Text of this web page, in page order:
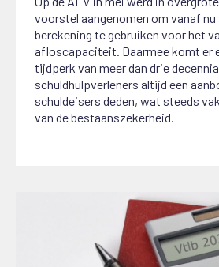
voorstel aangenomen om vanaf nu
berekening te gebruiken voor het
afloscapaciteit. Daarmee komt er
tijdperk van meer dan drie
schuldhulpverleners altijd een
schuldeisers deden, wat steeds
van de bestaanszekerheid.